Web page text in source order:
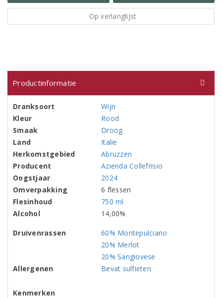
Op verlanglijst
Productinformatie
Dranksoort
Wijn
Kleur
Rood
Smaak
Droog
Land
Italië
Herkomstgebied
Abruzzen
Producent
Azienda Collefrisio
Oogstjaar
2024
Omverpakking
6 flessen
Flesinhoud
750 ml
Alcohol
14,00%
Druivenrassen
60% Montepulciano
20% Merlot
20% Sangiovese
Allergenen
Bevat sulfieten
Kenmerken